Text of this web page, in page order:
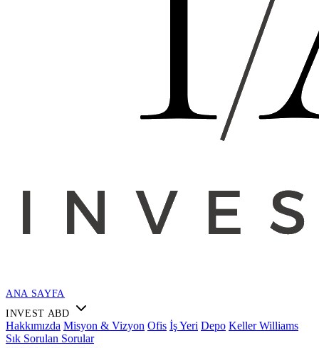
ANA SAYFA
INVEST ABD
Hakkımızda Misyon & Vizyon Ofis İş Yeri Depo Keller Williams
Sık Sorulan Sorular